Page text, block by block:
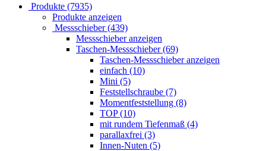
Produkte (7935)
Produkte anzeigen
Messschieber (439)
Messschieber anzeigen
Taschen-Messschieber (69)
Taschen-Messschieber anzeigen
einfach (10)
Mini (5)
Feststellschraube (7)
Momentfeststellung (8)
TOP (10)
mit rundem Tiefenmaß (4)
parallaxfrei (3)
Innen-Nuten (5)